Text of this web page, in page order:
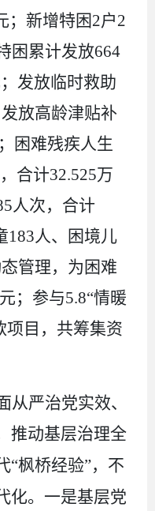
； 新增特困2户2
困累计发放664
发放临时救助
放高龄津贴补
；困难残疾人生
合计32.525万
人次，合计
183 人、困境儿
管理，为困难
；参与5.8“情暖
项目，共筹集资
从严治党实效、
推动基层治理全
“枫桥经验”，不
化。一是基层党